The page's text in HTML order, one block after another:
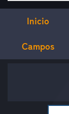
Inicio
Campos